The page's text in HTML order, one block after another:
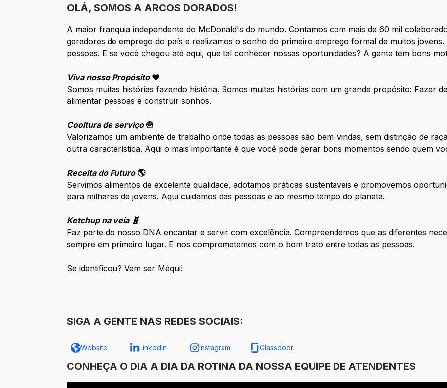
OLÁ, SOMOS A ARCOS DORADOS!
A maior franquia independente do McDonald's do mundo. Contamos com mais de 60 mil
geradores de emprego do país e realizamos o sonho do primeiro emprego formal de muitos jovens.
pessoas. E se você chegou até aqui, que tal conhecer nossas oportunidades? A gente tem bons
Viva nosso Propósito ❤️
Somos muitas histórias fazendo história. Somos muitas histórias com um grande propósito: Fazer
alimentar pessoas e construir sonhos.
Cooltura de serviço 🍟
Valorizamos um ambiente de trabalho onde todas as pessoas são bem-vindas, sem distinção de
outra característica. Aqui o mais importante é que você pode gerar bons momentos sendo quem
Receita do Futuro 🌎
Servimos alimentos de excelente qualidade, adotamos práticas sustentáveis e promovemos
para milhares de jovens. Aqui cuidamos das pessoas e ao mesmo tempo do planeta.
Ketchup na veia 🧬
Faz parte do nosso DNA encantar e servir com excelência. Compreendemos que as diferentes
sempre em primeiro lugar. E nos comprometemos com o bom trato entre todas as pessoas.
Se identificou? Vem ser Méqui!
SIGA A GENTE NAS REDES SOCIAIS:
Website LinkedIn Instagram Glassdoor
CONHEÇA O DIA A DIA DA ROTINA DA NOSSA EQUIPE DE ATENDENTES